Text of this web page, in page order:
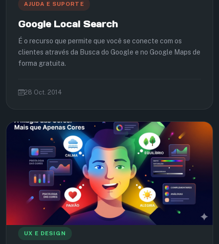
AJUDA E SUPORTE
Google Local Search
É o recurso que permite que você se conecte com os
clientes através da Busca do Google e no Google Maps de
forma gratuita.
28 Oct. 2014
UX E DESIGN